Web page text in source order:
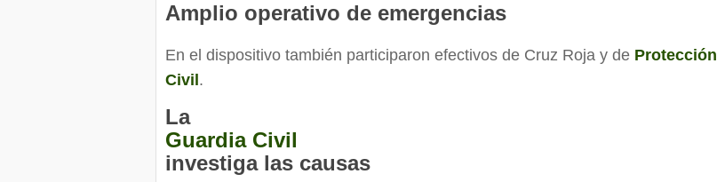
Amplio operativo de emergencias
En el dispositivo también participaron efectivos de Cruz Roja y de Protección
Civil .
La
Guardia Civil
investiga las causas